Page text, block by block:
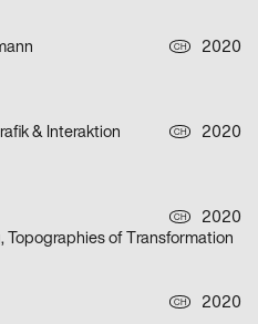
CH
2020
& Interaktion CH
2020
CH
2020
Topographies of Transformation
CH
2020